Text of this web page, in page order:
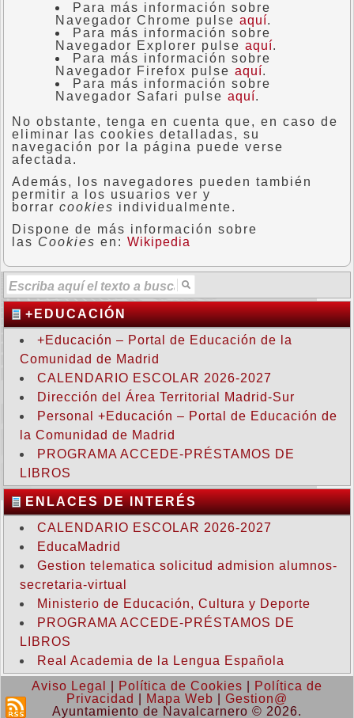
Para más información sobre
Navegador Chrome pulse aquí.
Para más información sobre
Navegador Explorer pulse aquí.
Para más información sobre
Navegador Firefox pulse aquí.
Para más información sobre
Navegador Safari pulse aquí.
No obstante, tenga en cuenta que, en caso de
eliminar las cookies detalladas, su
navegación por la página puede verse
afectada.
Además, los navegadores pueden también
permitir a los usuarios ver y
borrar cookies individualmente.
Dispone de más información sobre
las Cookies en: Wikipedia
+EDUCACIÓN
+Educación – Portal de Educación de la
Comunidad de Madrid
CALENDARIO ESCOLAR 2026-2027
Dirección del Área Territorial Madrid-Sur
Personal +Educación – Portal de Educación de
la Comunidad de Madrid
PROGRAMA ACCEDE-PRÉSTAMOS DE
LIBROS
ENLACES DE INTERÉS
CALENDARIO ESCOLAR 2026-2027
EducaMadrid
Gestion telematica solicitud admision alumnos-
secretaria-virtual
Ministerio de Educación, Cultura y Deporte
PROGRAMA ACCEDE-PRÉSTAMOS DE
LIBROS
Real Academia de la Lengua Española
Aviso Legal
Política de Cookies
Política de
Privacidad
Mapa Web
Gestion@
Ayuntamiento de Navalcarnero © 2026.